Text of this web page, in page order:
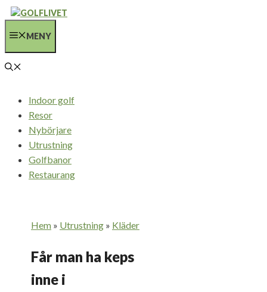
Hoppa
innehållMENY
Indoor golf
Resor
Nybörjare
Utrustning
Golfbanor
Restaurang
Hem » Utrustning » Kläder
Får man ha keps
inne i